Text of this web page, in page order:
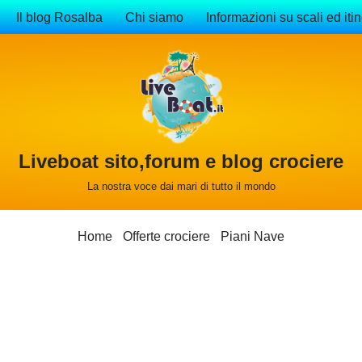
Il blog Rosalba Chi siamo Informazioni su scali ed
Liveboat sito,forum e blog crociere
La nostra voce dai mari di tutto il mondo
Home Offerte crociere Piani Nave